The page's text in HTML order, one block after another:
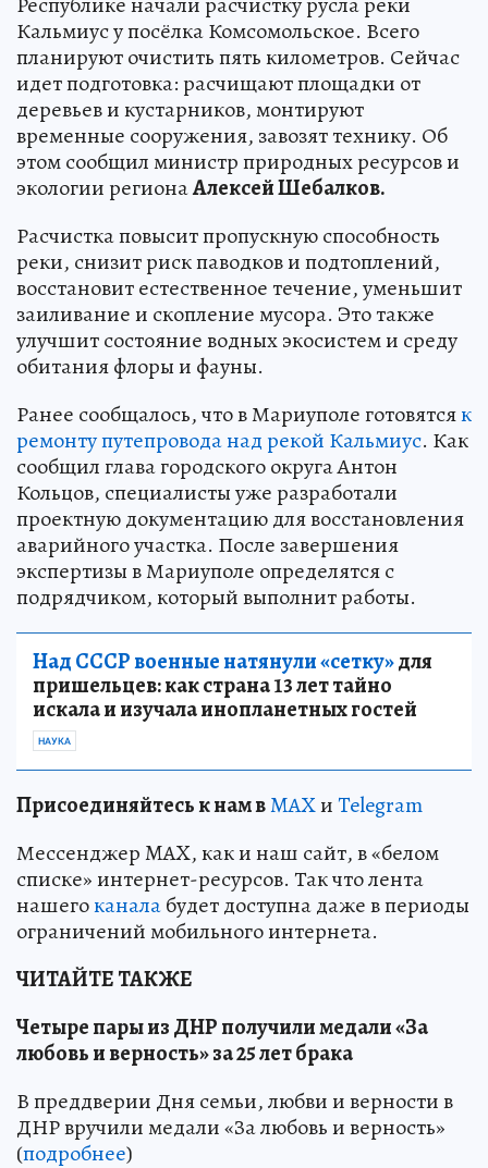
Кальмиус у посёлка Комсомольское. Всего
планируют очистить пять километров. Сейчас
идет подготовка: расчищают площадки от
деревьев и кустарников, монтируют
временные сооружения, завозят технику. Об
этом сообщил министр природных ресурсов и
экологии регионаАлексей Шебалков.
Расчистка повысит пропускную способность
реки, снизит риск паводков и подтоплений,
восстановит естественное течение, уменьшит
заиливание и скопление мусора. Это также
улучшит состояние водных экосистем и среду
обитания флоры и фауны.
Ранее сообщалось, что в Мариуполе готовятсяк
ремонту путепровода над рекой Кальмиус. Как
сообщил глава городского округа Антон
Кольцов, специалисты уже разработали
проектную документацию для восстановления
аварийного участка. После завершения
экспертизы в Мариуполе определятся с
подрядчиком, который выполнит работы.
Над СССР военные натянули «сетку»для
пришельцев: как страна 13 лет тайно
искала и изучала инопланетных гостей
НАУКА
Присоединяйтесь к нам вMAXиTelegram
Мессенджер MAX, как и наш сайт, в «белом
списке» интернет-ресурсов. Так что лента
нашегоканалабудет доступна даже в периоды
ограничений мобильного интернета.
ЧИТАЙТЕ ТАКЖЕ
Четыре пары из ДНР получили медали «За
любовь и верность» за 25 лет брака
В преддверии Дня семьи, любви и верности в
ДНР вручили медали «За любовь и верность»
(подробнее)